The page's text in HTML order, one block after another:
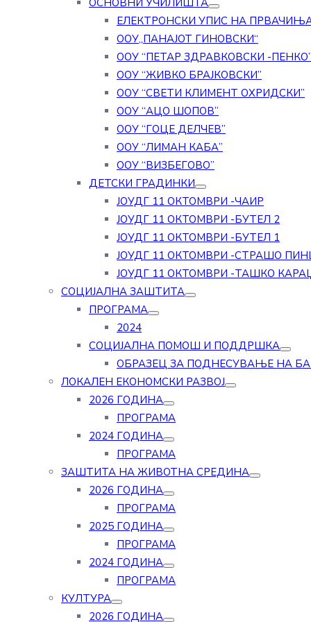
ОСНОВНИ УЧИЛИШТА
ЕЛЕКТРОНСКИ УПИС НА
ООУ„ПАНАЈОТ ГИНОВСКИ“
ООУ “ПЕТАР ЗДРАВКОВСКИ -ПЕНКО”
ООУ “ЖИВКО БРАЈКОВСКИ”
ООУ “СВЕТИ КЛИМЕНТ ОХРИДСКИ”
ООУ “АЦО ШОПОВ”
ООУ “ГОЦЕ ДЕЛЧЕВ”
ООУ “ЛИМАН КАБА”
ООУ “ВИЗБЕГОВО”
ДЕТСКИ ГРАДИНКИ
ЈОУДГ 11 ОКТОМВРИ -ЧАИР
ЈОУДГ 11 ОКТОМВРИ -БУТЕЛ 2
ЈОУДГ 11 ОКТОМВРИ -БУТЕЛ 1
ЈОУДГ 11 ОКТОМВРИ -СТРАШО
ЈОУДГ 11 ОКТОМВРИ -ТАШКО
СОЦИЈАЛНА ЗАШТИТА
ПРОГРАМА
2024
СОЦИЈАЛНА ПОМОШ И ПОДДРШКА
ОБРАЗЕЦ ЗА ПОДНЕСУВАЊЕ НА
ЛОКАЛЕН ЕКОНОМСКИ РАЗВОЈ
2026 ГОДИНА
ПРОГРАМА
2024 ГОДИНА
ПРОГРАМА
ЗАШТИТА НА ЖИВОТНА СРЕДИНА
2026 ГОДИНА
ПРОГРАМА
2025 ГОДИНА
ПРОГРАМА
2024 ГОДИНА
ПРОГРАМА
КУЛТУРА
2026 ГОДИНА